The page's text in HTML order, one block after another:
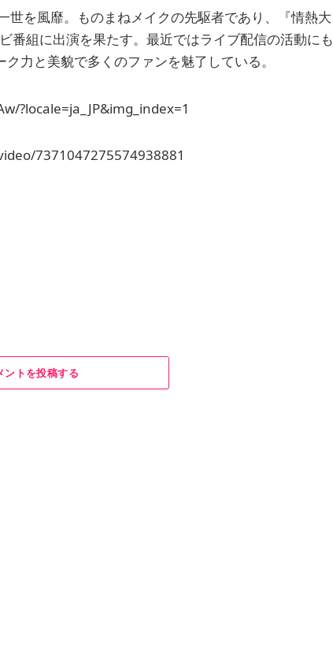
を風靡。ものまねメイクの先駆者であり、『情熱大
番組に出演を果たす。最近ではライブ配信の活動にも
力と美貌で多くのファンを魅了している。
?locale=ja_JP&img_index=1
7371047275574938881
ントを投稿する